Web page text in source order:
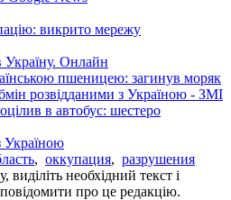
викрито мережу
Україну. Онлайн
пшеницею: загинув моряк
розвідданими з Україною - ЗМІ
в автобус: шестеро
Україною
, оккупация, разрушения
необхідний текст і
про це редакцію.